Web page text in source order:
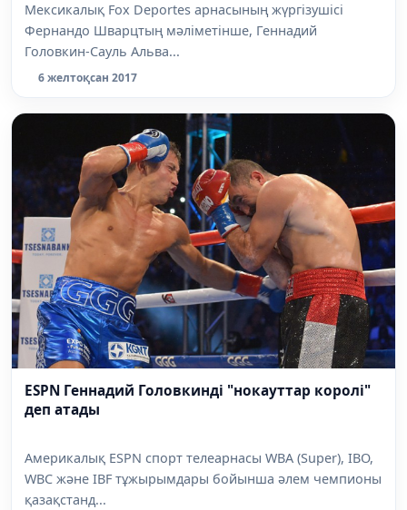
Мексикалық Fox Deportes арнасының жүргізушісі
Фернандо Шварцтың мәліметінше, Геннадий
Головкин-Сауль Альва...
6 желтоқсан 2017
ESPN Геннадий Головкинді "нокауттар королі"
деп атады
Америкалық ESPN спорт телеарнасы WBA (Super), IBO,
WBC және IBF тұжырымдары бойынша әлем чемпионы
қазақстанд...